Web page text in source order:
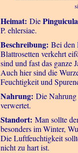
Heimat: Die
P. ehlersiae.
Beschreibung: Bei den
Blattrosetten verkehrt
sind und fast das ganze
Auch hier sind die
Feuchtigkeit und
Nahrung: Die Nahrung
verwertet.
Standort: Man sollte
besonders im Winter,
Die Luftfeuchtigkeit
nicht zu hart ist.